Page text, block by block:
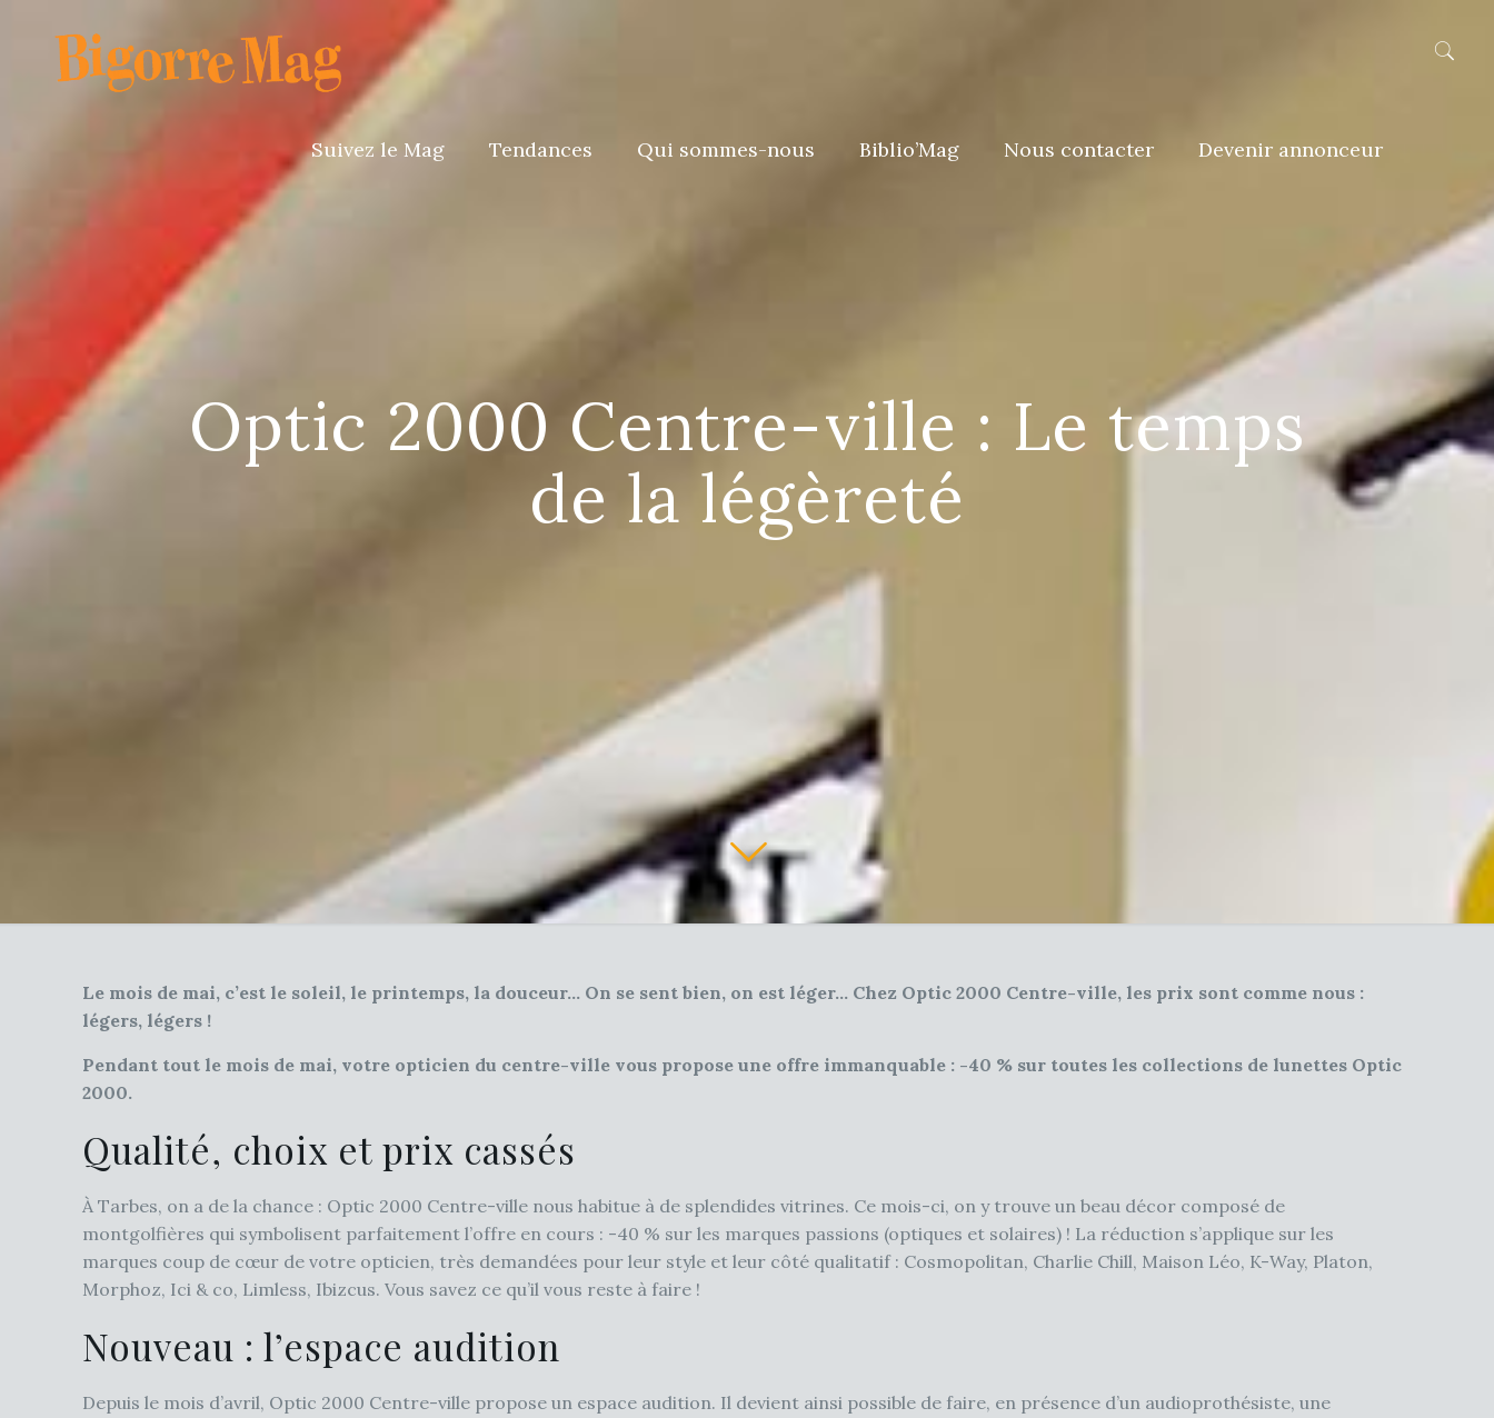
Suivez le Mag Tendances Qui sommes-nous Biblio’Mag Nous contacter Devenir annonceur
Optic 2000 Centre-ville : Le temps
de la légèreté
Le mois de mai, c’est le soleil, le printemps, la douceur… On se sent bien, on est léger… Chez Optic 2000 Centre-ville, les prix sont comme nous :
légers, légers !
Pendant tout le mois de mai, votre opticien du centre-ville vous propose une offre immanquable : -40 % sur toutes les collections de lunettes Optic
2000.
Qualité, choix et prix cassés
À Tarbes, on a de la chance : Optic 2000 Centre-ville nous habitue à de splendides vitrines. Ce mois-ci, on y trouve un beau décor composé de
montgolfières qui symbolisent parfaitement l’offre en cours : -40 % sur les marques passions (optiques et solaires) ! La réduction s’applique sur les
marques coup de cœur de votre opticien, très demandées pour leur style et leur côté qualitatif : Cosmopolitan, Charlie Chill, Maison Léo, K-Way, Platon,
Morphoz, Ici & co, Limless, Ibizcus. Vous savez ce qu’il vous reste à faire !
Nouveau : l’espace audition
Depuis le mois d’avril, Optic 2000 Centre-ville propose un espace audition. Il devient ainsi possible de faire, en présence d’un audioprothésiste, une